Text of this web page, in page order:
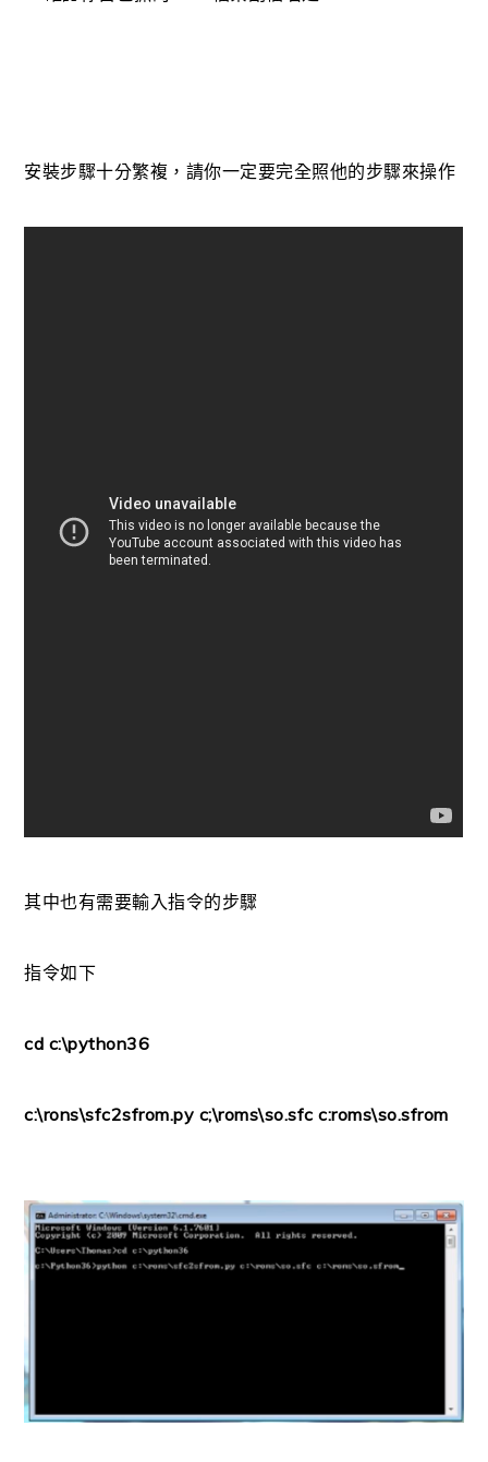
安裝步驟十分繁複，請你一定要完全照他的步驟來操作
其中也有需要輸入指令的步驟
指令如下
cd c:\python36
c:\rons\sfc2sfrom.py c;\roms\so.sfc c:roms\so.sfrom